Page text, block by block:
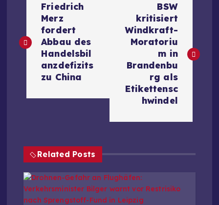
i
g
s
n
Friedrich
Merz
fordert
Abbau des
Handelsbil
anzdefizits
zu China
BSW
kritisiert
Windkraft-
Moratoriu
m in
Brandenbu
rg als
Etikettensc
hwindel
Related Posts